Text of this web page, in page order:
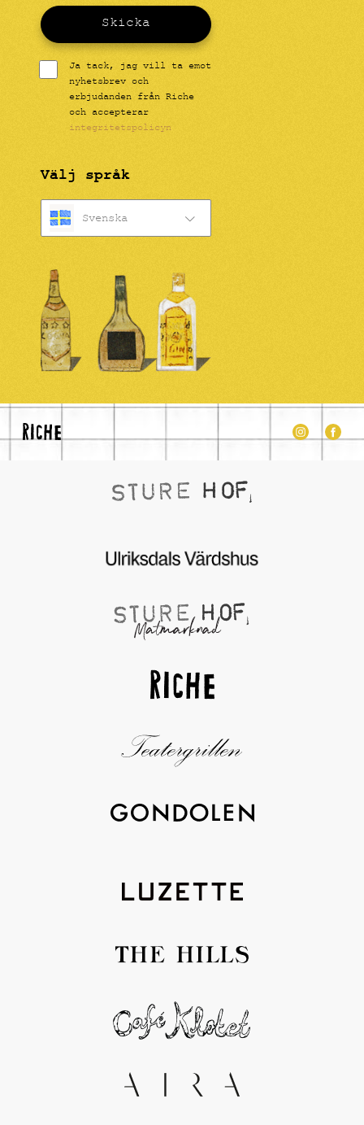
Skicka
Ja tack, jag vill ta emot
nyhetsbrev och
erbjudanden från Riche
och accepterar
integritetspolicyn
Välj språk
Svenska